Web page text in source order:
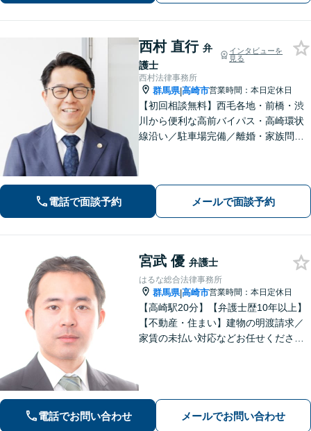
とを大切にしております【休日・夜間
対応可】
西村 直行 弁
護士
インタビューを
見る
西村法律事務所
群馬県|高崎市営業時間：本日定休日
【初回相談無料】西毛各地・前橋・渋
川から便利な高前バイパス・高崎環状
線沿い／駐車場完備／離婚・家族問
感にアンテナを張り正しい手続で遺産
分割を実現
電話で面談予約 メールで面談予約
宮武 優 弁護士
はるな総合法律事務所
群馬県|高崎市営業時間：本日定休日
【高崎駅20分】【弁護士歴10年以上】
【不動産・住まい】建物の明渡請求／
家賃の未払い対応などお任せくださ
気軽にご相談ください。
電話でお問い合わせ メールでお問い合わせ